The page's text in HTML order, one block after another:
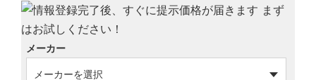
メーカー